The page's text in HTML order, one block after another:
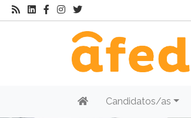
Candidatos/as